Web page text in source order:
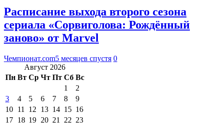
Расписание выхода второго сезона
сериала «Сорвиголова: Рождённый
заново» от Marvel
Чемпионат.com5 месяцев спустя 0
Август 2026
Пн Вт Ср Чт Пт Сб Вс
1
2
3
4 5 6 7 8
9
10 11 12 13 14 15 16
17 18 19 20 21 22 23